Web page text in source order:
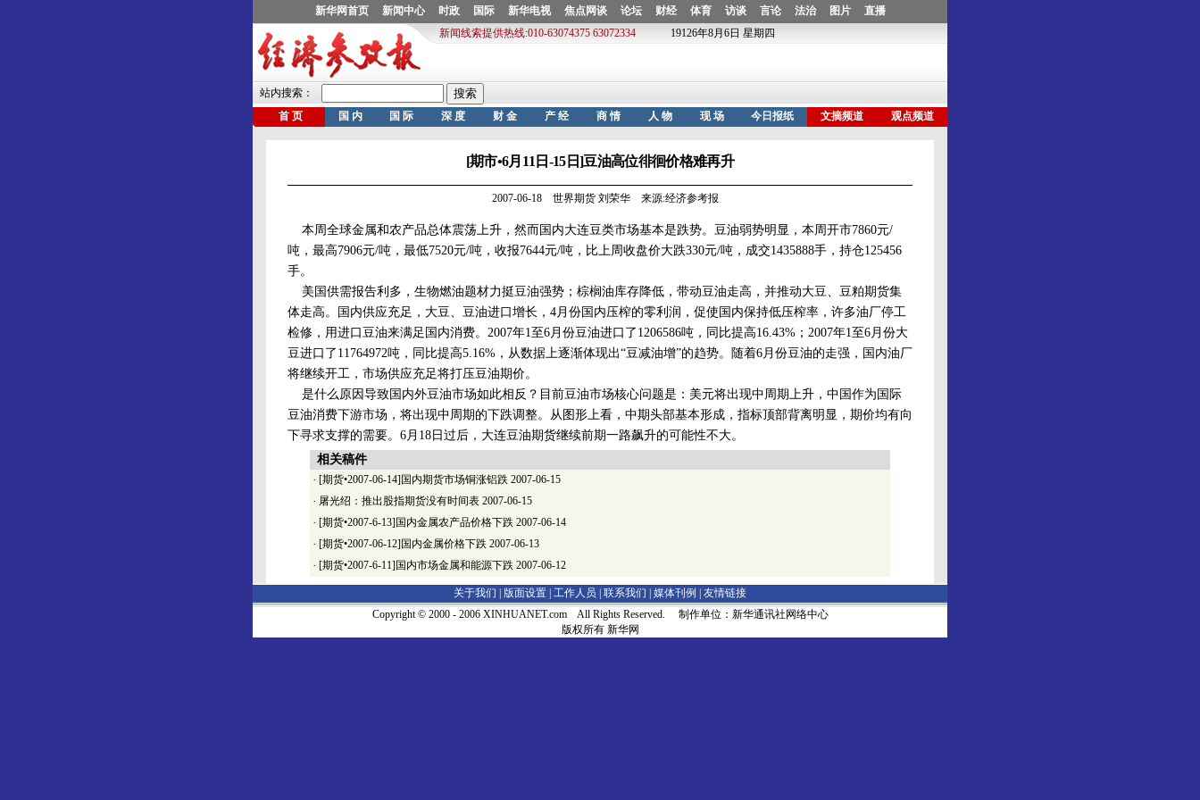
[期市•6月11日-15日]豆油高位徘徊价格难再升
2007-06-18 世界期货 刘荣华 来源:经济参考报
本周全球金属和农产品总体震荡上升，然而国内大连豆类市场基本是跌势。豆油弱势明显，本周开市7860元/
吨，最高7906元/吨，最低7520元/吨，收报7644元/吨，比上周收盘价大跌330元/吨，成交1435888手，持仓125456
手。
美国供需报告利多，生物燃油题材力挺豆油强势；棕榈油库存降低，带动豆油走高，并推动大豆、豆粕期货集
体走高。国内供应充足，大豆、豆油进口增长，4月份国内压榨的零利润，促使国内保持低压榨率，许多油厂停工
检修，用进口豆油来满足国内消费。2007年1至6月份豆油进口了1206586吨，同比提高16.43%；2007年1至6月份大
豆进口了11764972吨，同比提高5.16%，从数据上逐渐体现出“豆减油增”的趋势。随着6月份豆油的走强，国内油厂
将继续开工，市场供应充足将打压豆油期价。
是什么原因导致国内外豆油市场如此相反？目前豆油市场核心问题是：美元将出现中周期上升，中国作为国际
豆油消费下游市场，将出现中周期的下跌调整。从图形上看，中期头部基本形成，指标顶部背离明显，期价均有向
下寻求支撑的需要。6月18日过后，大连豆油期货继续前期一路飙升的可能性不大。
相关稿件
· [期货•2007-06-14]国内期货市场铜涨铝跌 2007-06-15
· 屠光绍：推出股指期货没有时间表 2007-06-15
· [期货•2007-6-13]国内金属农产品价格下跌 2007-06-14
· [期货•2007-06-12]国内金属价格下跌 2007-06-13
· [期货•2007-6-11]国内市场金属和能源下跌 2007-06-12
关于我们 | 版面设置 工作人员 联系我们 媒体刊例
友情链接
Copyright © 2000 - 2006 XINHUANET.com All Rights Reserved. 制作单位：新华通讯社网络中心
版权所有 新华网